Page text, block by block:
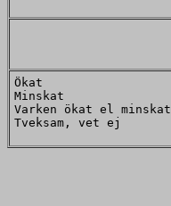
Ökat
Minskat
Varken ökat el minskat
Tveksam, vet ej